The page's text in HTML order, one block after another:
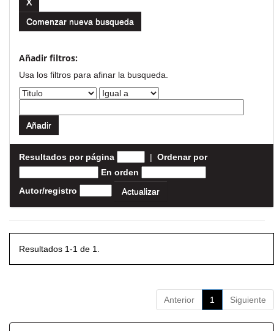
Comenzar nueva busqueda
Añadir filtros:
Usa los filtros para afinar la busqueda.
Resultados por página | Ordenar por
En orden
Autor/registro
Resultados 1-1 de 1.
Anterior 1 Siguiente